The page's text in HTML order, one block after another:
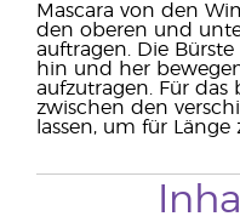
Mascara von den
den oberen und
auftragen. Die
hin und her
aufzutragen. Für das
zwischen den
lassen, um für Länge